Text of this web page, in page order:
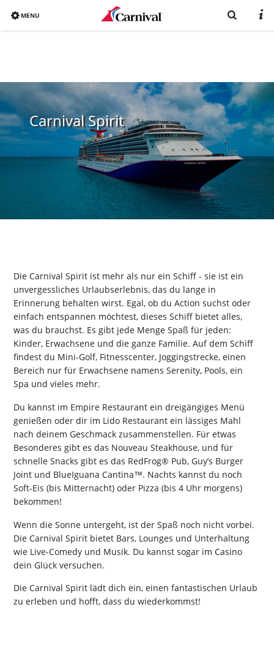
Bereits gebucht?
Reiseziele
Buchen
Urlaub mit Carnival
MENU
Carnival Spirit
Die Carnival Spirit ist mehr als nur ein Schiff - sie ist ein
unvergessliches Urlaubserlebnis, das du lange in
Erinnerung behalten wirst. Egal, ob du Action suchst oder
einfach entspannen möchtest, dieses Schiff bietet alles,
was du brauchst. Es gibt jede Menge Spaß für jeden:
Kinder, Erwachsene und die ganze Familie. Auf dem Schiff
findest du Mini-Golf, Fitnesscenter, Joggingstrecke, einen
Bereich nur für Erwachsene namens Serenity, Pools, ein
Spa und vieles mehr.
Du kannst im Empire Restaurant ein dreigängiges Menü
genießen oder dir im Lido Restaurant ein lässiges Mahl
nach deinem Geschmack zusammenstellen. Für etwas
Besonderes gibt es das Nouveau Steakhouse, und für
schnelle Snacks gibt es das RedFrog® Pub, Guy’s Burger
Joint und BlueIguana Cantina™. Nachts kannst du noch
Soft-Eis (bis Mitternacht) oder Pizza (bis 4 Uhr morgens)
bekommen!
Wenn die Sonne untergeht, ist der Spaß noch nicht vorbei.
Die Carnival Spirit bietet Bars, Lounges und Unterhaltung
wie Live-Comedy und Musik. Du kannst sogar im Casino
dein Glück versuchen.
Die Carnival Spirit lädt dich ein, einen fantastischen Urlaub
zu erleben und hofft, dass du wiederkommst!